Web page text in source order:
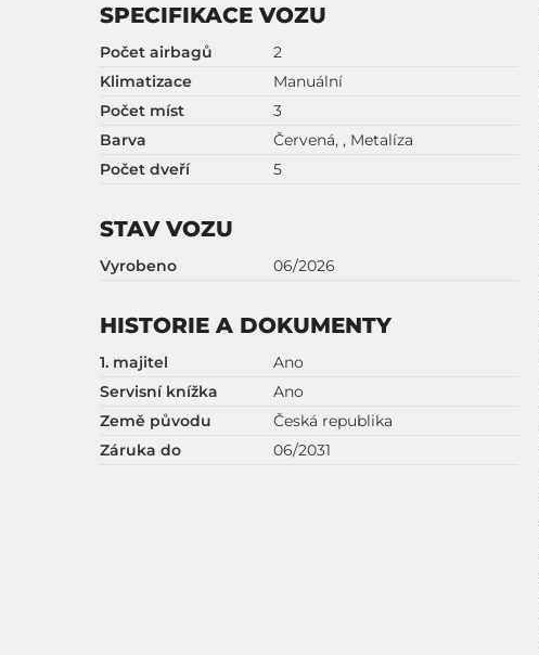
SPECIFIKACE VOZU
Počet airbagů
2
Klimatizace
Manuální
Počet míst
3
Barva
Červená, , Metalíza
Počet dveří
5
STAV VOZU
Vyrobeno 06/2026
HISTORIE A DOKUMENTY
1. majitel
Ano
Servisní knížka
Ano
Země původu
Česká republika
Záruka do
06/2031